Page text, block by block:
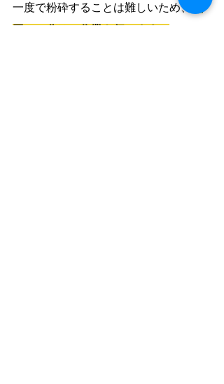
一度で粉砕することは難しいため、